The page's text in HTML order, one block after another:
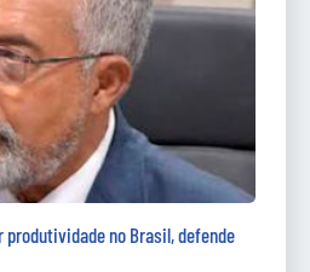
produtividade no Brasil, defende